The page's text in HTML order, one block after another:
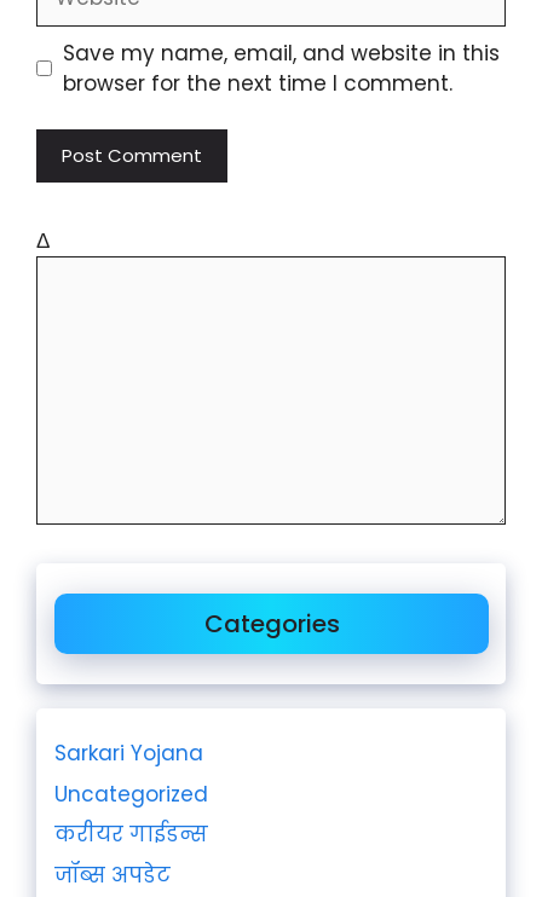
Save my name, email, and website in this
browser for the next time I comment.
Δ
Categories
Sarkari Yojana
Uncategorized
करीयर गाईडन्स
जॉब्स अपडेट